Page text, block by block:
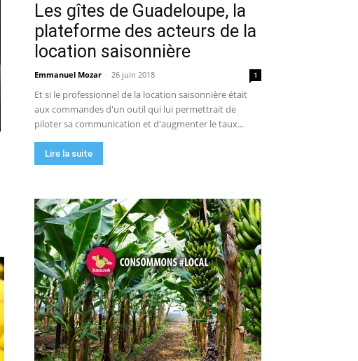
Les gîtes de Guadeloupe, la
plateforme des acteurs de la
location saisonnière
Emmanuel Mozar - 26 juin 2018 1
Et si le professionnel de la location saisonnière était
aux commandes d'un outil qui lui permettrait de
piloter sa communication et d'augmenter le taux...
Lire la suite